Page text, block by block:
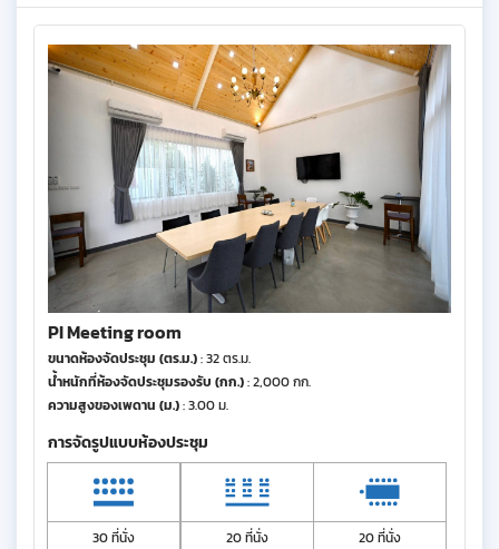
PI Meeting room
ขนาดห้องจัดประชุม (ตร.ม.): 32 ตร.ม.
น้ำหนักที่ห้องจัดประชุมรองรับ (กก.): 2,000 กก.
ความสูงของเพดาน (ม.): 3.00 ม.
การจัดรูปแบบห้องประชุม
30 ที่นั่ง 20 ที่นั่ง 20 ที่นั่ง